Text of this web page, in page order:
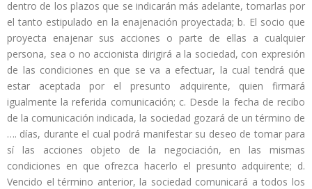
dentro de los plazos que se indicarán más adelante, tomarlas por
el tanto estipulado en la enajenación proyectada; b. El socio que
proyecta enajenar sus acciones o parte de ellas a cualquier
persona, sea o no accionista dirigirá a la sociedad, con expresión
de las condiciones en que se va a efectuar, la cual tendrá que
estar aceptada por el presunto adquirente, quien firmará
igualmente la referida comunicación; c. Desde la fecha de recibo
de la comunicación indicada, la sociedad gozará de un término de
…. días, durante el cual podrá manifestar su deseo de tomar para
sí las acciones objeto de la negociación, en las mismas
condiciones en que ofrezca hacerlo el presunto adquirente; d.
Vencido el término anterior, la sociedad comunicará a todos los